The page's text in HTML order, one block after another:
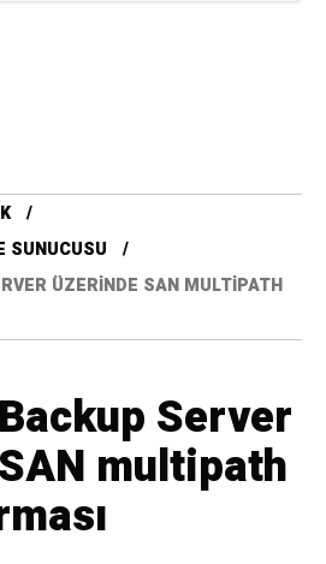
SUNUCUSU
ÜZERINDE SAN MULTIPATH
Server
multipath